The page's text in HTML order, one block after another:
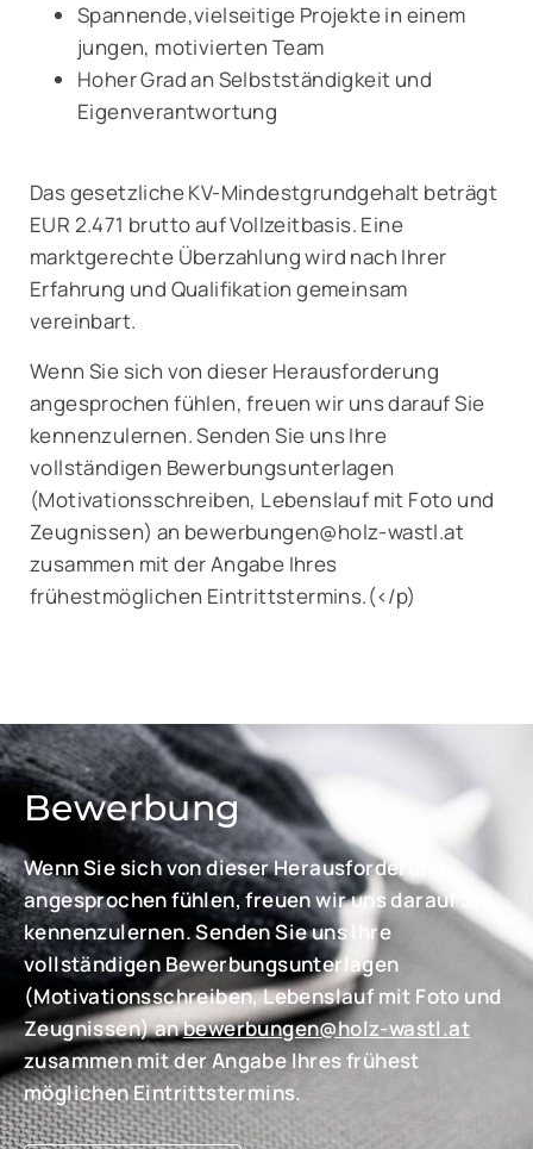
Spannende,vielseitige Projekte in einem
jungen, motivierten Team
Hoher Grad an Selbstständigkeit und
Eigenverantwortung
Das gesetzliche KV-Mindestgrundgehalt beträgt
EUR 2.471 brutto auf Vollzeitbasis. Eine
marktgerechte Überzahlung wird nach Ihrer
Erfahrung und Qualifikation gemeinsam
vereinbart.
Wenn Sie sich von dieser Herausforderung
angesprochen fühlen, freuen wir uns darauf Sie
kennenzulernen. Senden Sie uns Ihre
vollständigen Bewerbungsunterlagen
(Motivationsschreiben, Lebenslauf mit Foto und
Zeugnissen) an bewerbungen@holz-wastl.at
zusammen mit der Angabe Ihres
frühestmöglichen Eintrittstermins.(</p)
Bewerbung
Wenn Sie sich von dieser Herausforderung
angesprochen fühlen, freuen wir uns darauf Sie
kennenzulernen. Senden Sie uns Ihre
vollständigen Bewerbungsunterlagen
(Motivationsschreiben, Lebenslauf mit Foto und
Zeugnissen) anbewerbungen@holz-wastl.at
zusammen mit der Angabe Ihres frühest
möglichen Eintrittstermins.